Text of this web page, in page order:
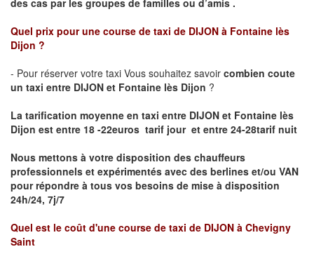
des cas par les groupes de familles ou d’amis .
Quel prix pour une course de taxi de DIJON à Fontaine lès
Dijon ?
- Pour réserver votre taxi Vous souhaitez savoir combien coute
un taxi entre DIJON et Fontaine lès Dijon ?
La tarification moyenne en taxi entre DIJON et Fontaine lès
Dijon est entre 18 -22euros tarif jour et entre 24-28tarif nuit
Nous mettons à votre disposition des chauffeurs
professionnels et expérimentés avec des berlines et/ou VAN
pour répondre à tous vos besoins de mise à disposition
24h/24, 7j/7
Quel est le coût d'une course de taxi de DIJON à Chevigny
Saint